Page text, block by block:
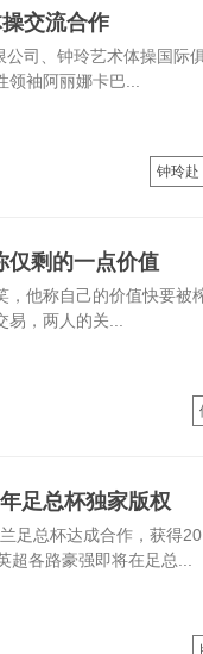
交流合作
司、钟玲艺术体操国际
袖阿丽娜卡巴...
钟玲赴
仅剩的一点价值
他称自己的价值快要被
，两人的关...
足总杯独家版权
足总杯达成合作，获得
各路豪强即将在足总...